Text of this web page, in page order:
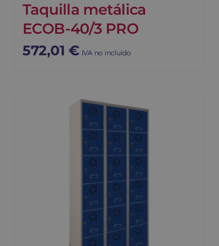
Taquilla metálica
ECOB-40/3 PRO
572,01 € IVA no incluido